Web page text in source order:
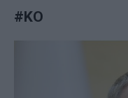
#KO